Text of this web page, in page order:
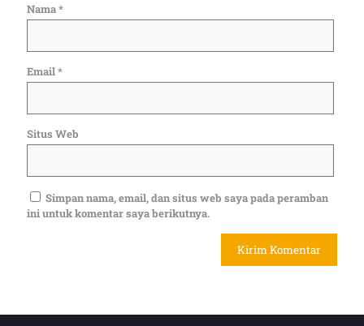
Nama*
Email*
Situs Web
Simpan nama, email, dan situs web saya pada peramban
ini untuk komentar saya berikutnya.